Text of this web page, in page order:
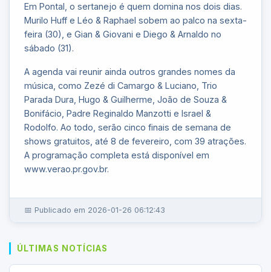
Em Pontal, o sertanejo é quem domina nos dois dias.
Murilo Huff e Léo & Raphael sobem ao palco na sexta-
feira (30), e Gian & Giovani e Diego & Arnaldo no
sábado (31).
A agenda vai reunir ainda outros grandes nomes da
música, como Zezé di Camargo & Luciano, Trio
Parada Dura, Hugo & Guilherme, João de Souza &
Bonifácio, Padre Reginaldo Manzotti e Israel &
Rodolfo. Ao todo, serão cinco finais de semana de
shows gratuitos, até 8 de fevereiro, com 39 atrações.
A programação completa está disponível em
www.verao.pr.gov.br.
📅 Publicado em 2026-01-26 06:12:43
ÚLTIMAS NOTÍCIAS